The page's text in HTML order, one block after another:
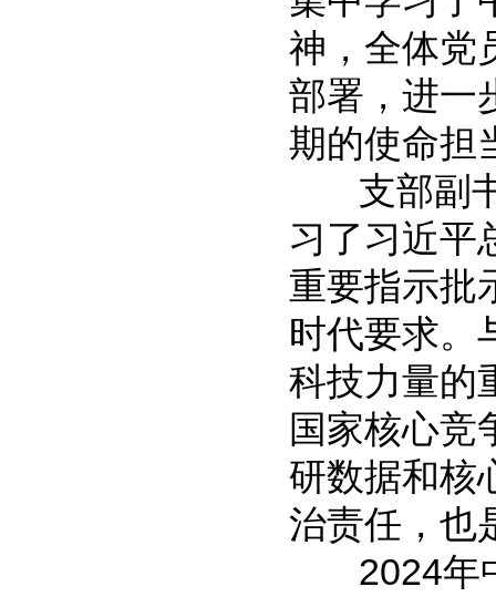
神，全体党
部署，进一
期的使命担
支部副书
习了习近平
重要指示批
时代要求。
科技力量的
国家核心竞
研数据和核
治责任，也
2024年中